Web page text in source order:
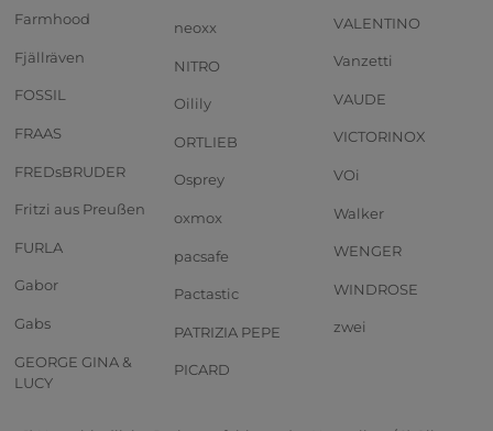
Farmhood
Fjällräven
FOSSIL
FRAAS
FREDsBRUDER
Fritzi aus Preußen
FURLA
Gabor
Gabs
GEORGE GINA &
LUCY
neoxx
NITRO
Oilily
ORTLIEB
Osprey
oxmox
pacsafe
Pactastic
PATRIZIA PEPE
PICARD
VALENTINO
Vanzetti
VAUDE
VICTORINOX
VOi
Walker
WENGER
WINDROSE
zwei